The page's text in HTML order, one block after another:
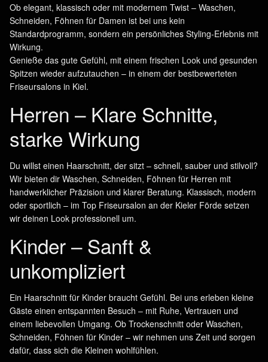
Ob elegant, klassisch oder mit modernem Twist – Waschen,
Schneiden, Föhnen für Damen ist bei uns kein
Standardprogramm, sondern ein persönliches Styling-Erlebnis mit
Wirkung.
Genieße das gute Gefühl, mit einem frischen Look und gesunden
Spitzen wieder aufzutauchen – in einem der bestbewerteten
Friseursalons in Kiel.
Herren – Klare Schnitte,
starke Wirkung
Du willst einen Haarschnitt, der sitzt – schnell, sauber und stilvoll?
Wir bieten dir Waschen, Schneiden, Föhnen für Herren mit
handwerklicher Präzision und klarer Beratung. Klassisch, modern
oder sportlich – im Top Friseursalon an der Kieler Fördesetzen
wir deinen Look professionell um.
Kinder – Sanft &
unkompliziert
Ein Haarschnitt für Kinder braucht Gefühl. Bei uns erleben kleine
Gäste einen entspannten Besuch – mit Ruhe, Vertrauen und
einem liebevollen Umgang. Ob Trockenschnitt oder Waschen,
Schneiden, Föhnen für Kinder– wir nehmen uns Zeit und sorgen
dafür, dass sich die Kleinen wohlfühlen.